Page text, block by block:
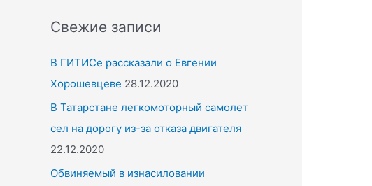
r
h
f
o
r
:
Свежие записи
В ГИТИСе рассказали о Евгении
Хорошевцеве 28.12.2020
В Татарстане легкомоторный самолет
сел на дорогу из-за отказа двигателя
22.12.2020
Обвиняемый в изнасиловании